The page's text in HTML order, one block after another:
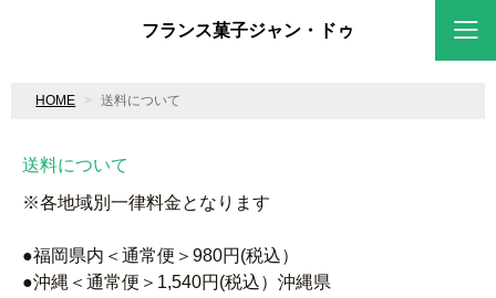
フランス菓子ジャン・ドゥ
HOME 送料について
送料について
※各地域別一律料金となります
●福岡県内＜通常便＞980円(税込）
●沖縄＜通常便＞1,540円(税込）沖縄県